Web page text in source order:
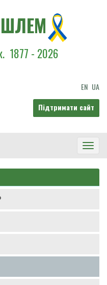
ШЛЕМ
1877 - 2026
EN UA
Підтримати сайт